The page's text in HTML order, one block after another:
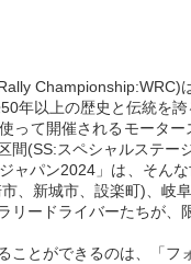
年以上の歴史と伝統を誇
って開催されるモータ
間(SS:スペシャルステー
ャパン2024」は、そん
、新城市、設楽町)、岐
リードライバーたちが
ことができるのは、「